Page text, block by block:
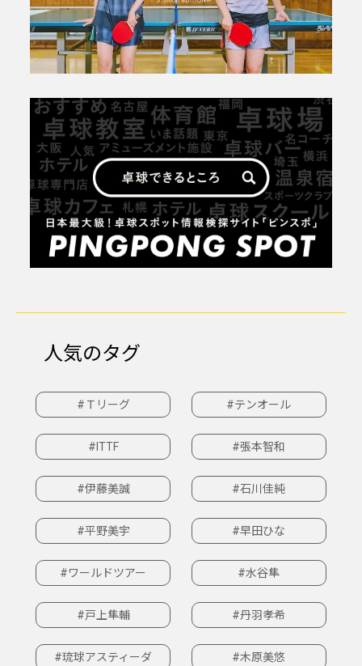
人気のタグ
#Ｔリーグ #テンオール
#ITTF #張本智和
#伊藤美誠 #石川佳純
#平野美宇 #早田ひな
#ワールドツアー #水谷隼
#戸上隼輔 #丹羽孝希
#琉球アスティーダ #木原美悠